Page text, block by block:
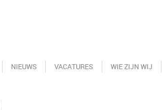
NIEUWS VACATURES WIE ZIJN WIJ